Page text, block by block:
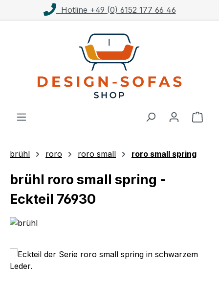
Zum Hauptinhalt springenKostenloser Versand ab 1.000€**
brühl roro roro small roro small spring
brühl roro small spring -
Eckteil 76930
Bildergalerie überspringen